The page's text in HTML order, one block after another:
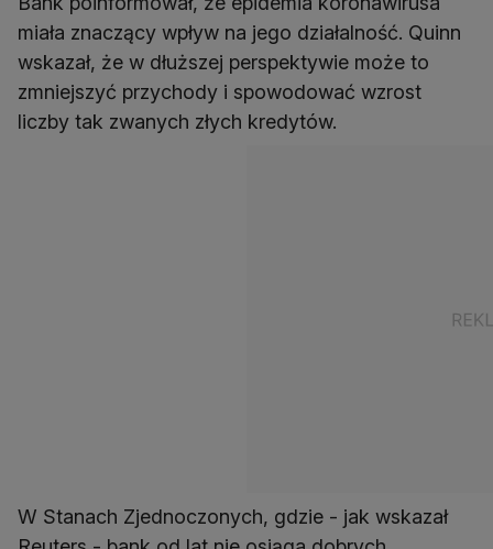
miała znaczący wpływ na jego działalność. Quinn
wskazał, że w dłuższej perspektywie może to
zmniejszyć przychody i spowodować wzrost
liczby tak zwanych złych kredytów.
W Stanach Zjednoczonych, gdzie - jak wskazał